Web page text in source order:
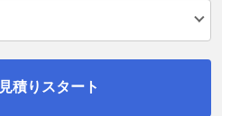
見積りスタート